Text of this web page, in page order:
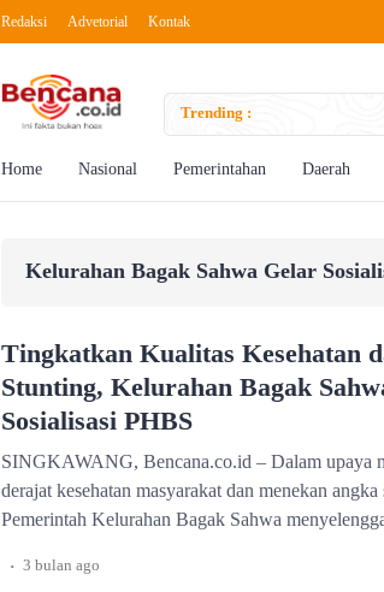
Redaksi Advetorial Kontak
Trending : Getting to
Home Nasional Pemerintahan Daerah
Kelurahan Bagak Sahwa Gelar
Tingkatkan Kualitas Kesehatan
Stunting, Kelurahan Bagak
Sosialisasi PHBS
SINGKAWANG, Bencana.co.id – Dalam upaya
derajat kesehatan masyarakat dan menekan angka
Pemerintah Kelurahan Bagak Sahwa
berlangsung dengan khidmat di Aula Kantor
. 3 bulan ago